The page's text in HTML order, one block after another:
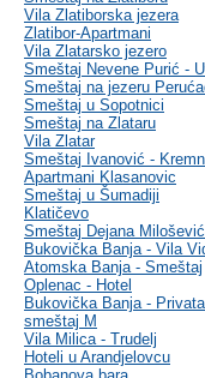
Vila Zlatiborska jezera
Zlatibor-Apartmani
Vila Zlatarsko jezero
Smeštaj Nevene Purić -
Smeštaj na jezeru
Smeštaj u Sopotnici
Smeštaj na Zlataru
Vila Zlatar
Smeštaj Ivanović -
Apartmani Klasanovic
Smeštaj u Šumadiji
Klatičevo
Smeštaj Dejana
Bukovička Banja - Vila
Atomska Banja - Smeštaj
Oplenac - Hotel
Bukovička Banja -
smeštaj M
Vila Milica - Trudelj
Hoteli u Arandjelovcu